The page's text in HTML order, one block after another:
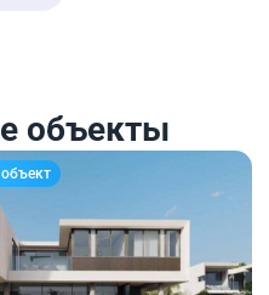
объекты